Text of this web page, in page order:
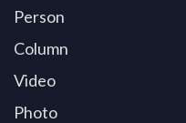
Person
Column
Video
Photo